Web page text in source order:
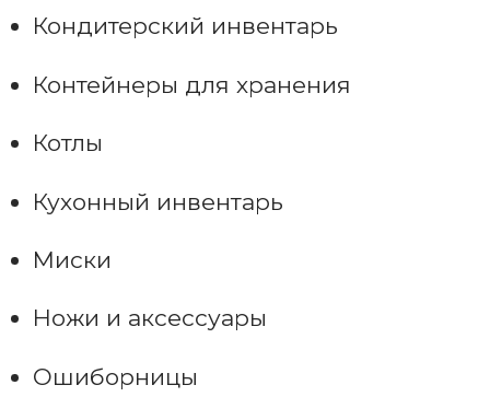
Кондитерский инвентарь
Контейнеры для хранения
Котлы
Кухонный инвентарь
Миски
Ножи и аксессуары
Ошиборницы